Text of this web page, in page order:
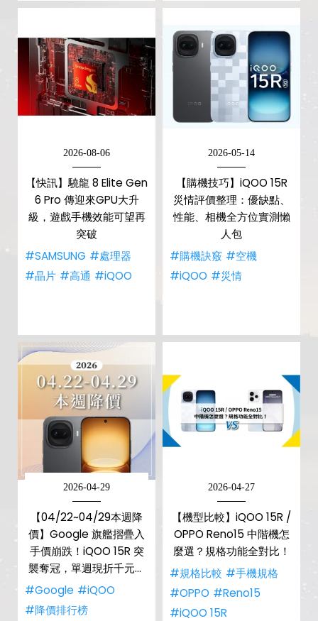
2026-08-06
【快訊】驍龍 8 Elite Gen
6 Pro 傳迎來GPU大升
級，遊戲手機效能可望再
突破
#SAMSUNG #處理器
#晶片 #高通 #iQOO
2026-05-14
【購機技巧】iQOO 15R
災情評價整理：優缺點、
性能、相機全方位實測懶
人包
#購機訣竅 #空機
#iQOO #災情
2026-04-29
【04/22~04/29本週降
價】Google 旗艦摺疊入
手價崩跌！iQOO 15R 突
襲奪冠，單週現折千元最
佛心
#Google #iQOO
#降價排行榜
2026-04-27
【機型比較】iQOO 15R /
OPPO Reno15 中階機怎
麼選？規格功能全對比！
#規格比較 #手機規格
#OPPO #Reno15
#iQOO 15R